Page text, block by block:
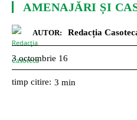
AMENAJĂRI ȘI
AUTOR: Redacția
3 octombrie 16
timp citire: 3 min